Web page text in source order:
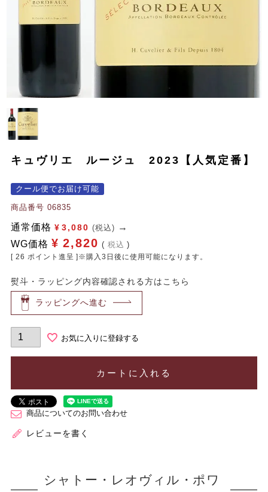
キュヴリエ ルージュ 2023【人気定番】
クール便でお届け可能
商品番号 06835
通常価格 ¥ 3,080 (税込)
WG価格 ¥ 2,820 税込
[ 26 ポイント進呈 ]※購入3日後に使用可能になります。
熨斗・ラッピング内容確認される方はこちら
ラッピングへ進む
お気に入りに登録する
カートに入れる
商品についてのお問い合わせ
レビューを書く
シャトー・レオヴィル・ポワ